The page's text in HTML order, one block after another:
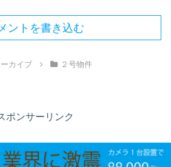
ントを書き込む
カイブ ２号物件
ポンサーリンク